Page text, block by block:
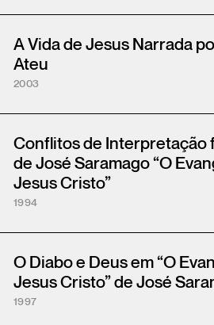
A Vida de Jesus Narrada
Ateu
2003
Conflitos de Interpretação
de José Saramago “O
Jesus Cristo”
1994
O Diabo e Deus em “O
Jesus Cristo” de José
1997